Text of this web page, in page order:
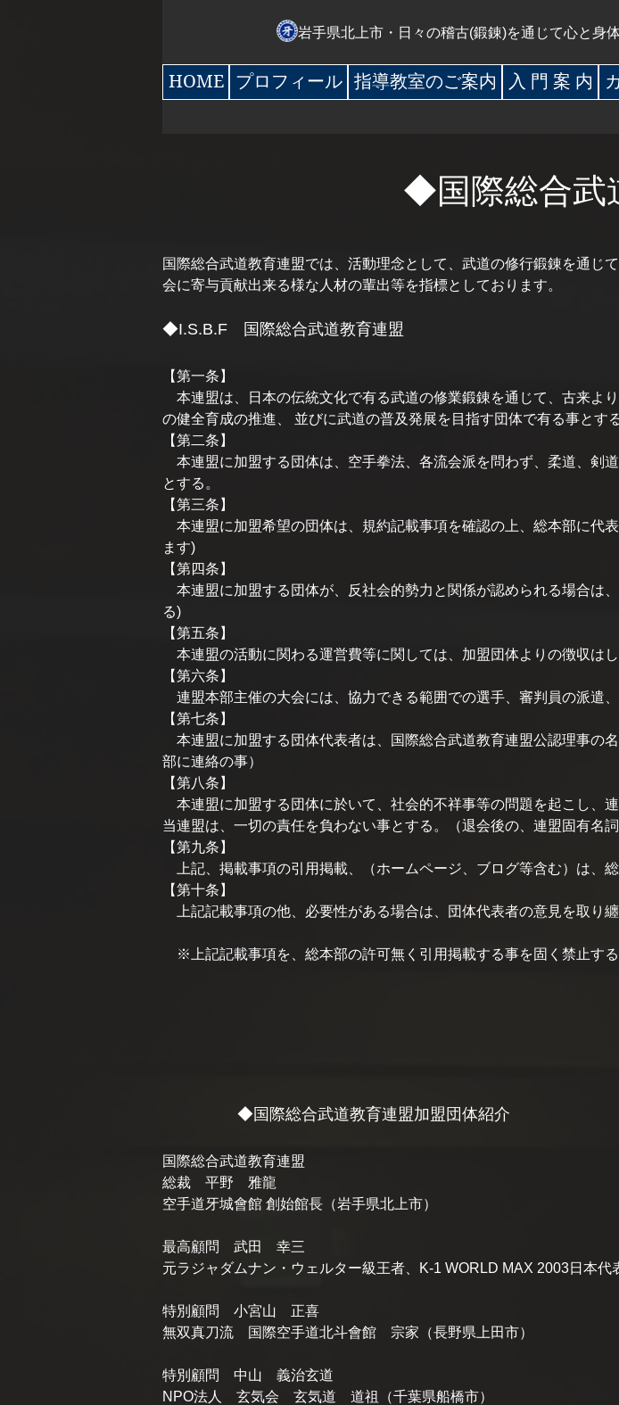
岩手県北上市・日々の稽古(鍛錬)を通じて心と身
HOME プロフィール 指導教室のご案内 入 門 案 内
◆国際総合武
国際総合武道教育連盟では、活動理念として、武道の修行鍛錬を通じ
会に寄与貢献出来る様な人材の輩出等を指標としております。
◆I.S.B.F 国際総合武道教育連盟
【第一条】
本連盟は、日本の伝統文化で有る武道の修業鍛錬を通じて、古来よ
の健全育成の推進、 並びに武道の普及発展を目指す団体で有る事とする
【第二条】
本連盟に加盟する団体は、空手拳法、各流会派を問わず、柔道、剣
とする。
【第三条】
本連盟に加盟希望の団体は、規約記載事項を確認の上、総本部に代
ます)
【第四条】
本連盟に加盟する団体が、反社会的勢力と関係が認められる場合は
る)
【第五条】
本連盟の活動に関わる運営費等に関しては、加盟団体よりの徴収は
【第六条】
連盟本部主催の大会には、協力できる範囲での選手、審判員の派遣
【第七条】
本連盟に加盟する団体代表者は、国際総合武道教育連盟公認理事の
部に連絡の事）
【第八条】
本連盟に加盟する団体に於いて、社会的不祥事等の問題を起こし、
当連盟は、一切の責任を負わない事とする。（退会後の、連盟固有名
【第九条】
上記、掲載事項の引用掲載、（ホームページ、ブログ等含む）は、
【第十条】
上記記載事項の他、必要性がある場合は、団体代表者の意見を取り
※上記記載事項を、総本部の許可無く引用掲載する事を固く禁止する
◆国際総合武道教育連盟加盟団体紹介
国際総合武道教育連盟
総裁 平野 雅龍
空手道牙城會館 創始館長（岩手県北上市）
最高顧問 武田 幸三
元ラジャダムナン・ウェルター級王者、K-1 WORLD MAX 2003日本
特別顧問 小宮山 正喜
無双真刀流 国際空手道北斗會館 宗家（長野県上田市）
特別顧問 中山 義治玄道
NPO法人 玄気会 玄気道 道祖（千葉県船橋市）